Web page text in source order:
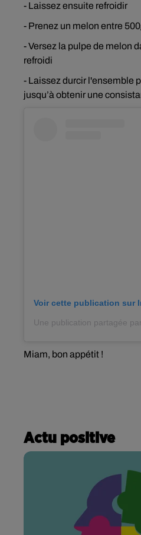
- Laissez ensuite refroidir
- Prenez un melon entre
- Versez la pulpe de melon
refroidi
- Laissez durcir l'ensemble
jusqu’à obtenir une
Voir cette publication sur
Une publication partagée
Miam, bon appétit !
Actu positive